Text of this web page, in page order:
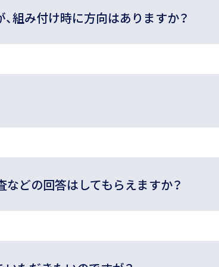
組み付け時に方向はありますか？
などの回答はしてもらえますか？